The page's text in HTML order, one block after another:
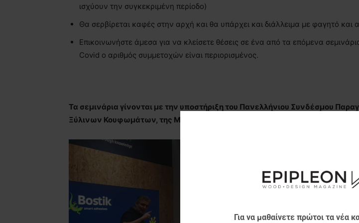
ισχύουν την συγκεκριμένη περίοδο)
Θα σερβίρεται καφές στην αρχή και θα υπάρχει και διάλλειμα με φαγητό και
Επικοινωνήστε άμεσα για να κλείσετε θέσεις σε ένα από τα επόμενα
Covid ο αριθμός συμμετοχών είναι περιορισμένος.
Τα σεμινάρια γίνονται με την υποστήριξη του Πανελλήνιου Συνδέσμου
Ξύλινων Κουφωμάτων, της Medexpo
Για να μαθαίνετε πρώτοι τα νέα